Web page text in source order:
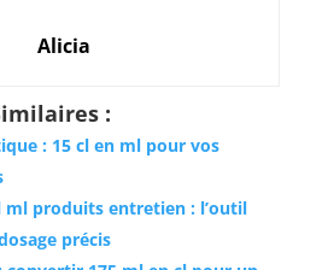
Alicia
:
: 15 cl en ml pour vos
ml produits entretien : l’outil
précis